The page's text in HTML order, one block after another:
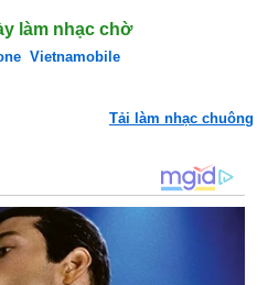
làm nhạc chờ
Vietnamobile
Tải làm nhạc chuông